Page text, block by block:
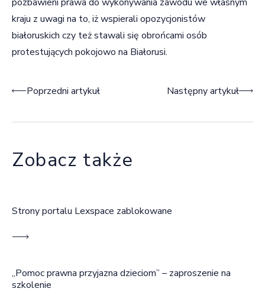
kraju z uwagi na to, iż wspierali opozycjonistów
białoruskich czy też stawali się obrońcami osób
protestujących pokojowo na Białorusi.
Nawigacja wpisu
Poprzedni artykuł Następny artykuł
Zobacz także
Strony portalu Lexspace zablokowane
„Pomoc prawna przyjazna dzieciom” – zaproszenie na
szkolenie